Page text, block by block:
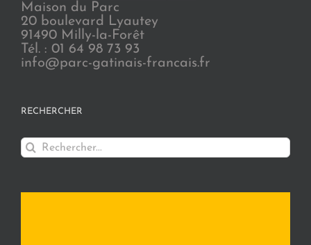
Maison du Parc
20 boulevard Lyautey
91490 Milly-la-Forêt
Tél. : 01 64 98 73 93
info@parc-gatinais-francais.fr
RECHERCHER
Rechercher: